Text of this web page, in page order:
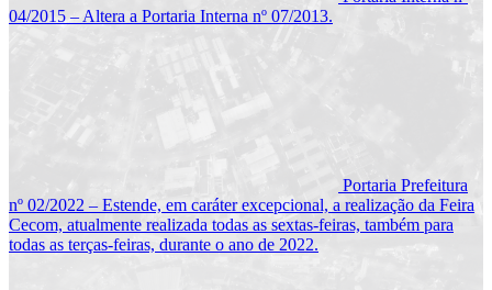
04/2015 – Altera a Portaria Interna nº 07/2013.
Portaria Prefeitura
nº 02/2022 – Estende, em caráter excepcional, a realização da Feira
Cecom, atualmente realizada todas as sextas-feiras, também para
todas as terças-feiras, durante o ano de 2022.